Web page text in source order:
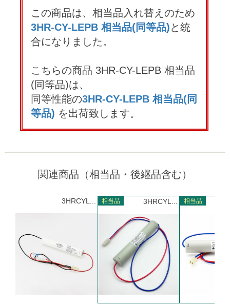
この商品は、相当品入れ替えのため
3HR-CY-LEPB 相当品(同等品)と統
合になりました。
こちらの商品 3HR-CY-LEPB 相当品
(同等品)は、
同等性能の3HR-CY-LEPB 相当品(同
等品) を出荷致します。
関連商品（相当品・後継品含む）
3HRCYL... 相当品 3HRCYL... 相当品